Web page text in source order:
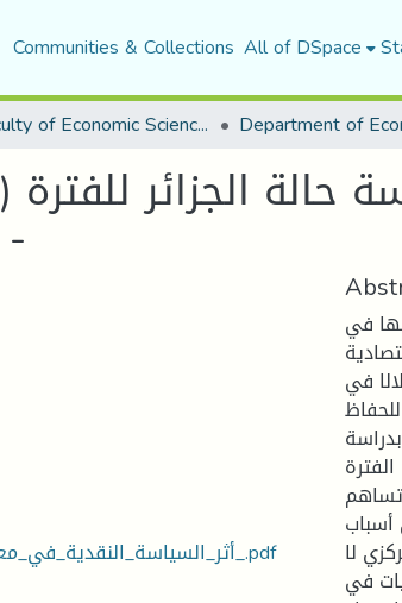
Communities & Collections All of DSpace
Faculty of Economic Sciences, Commerce and Management Sciences Department of
2018) -
أثر_السياسة_النقدية_في_معالجة_التضخم_.pdf
في
في
تساهم
لا
في